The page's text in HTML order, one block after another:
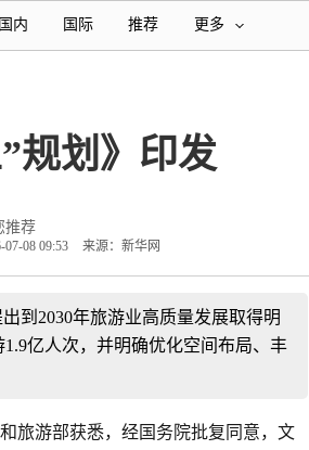
国内 国际 推荐 更多
规划》印发
推荐
07-08 09:53 来源：新华网
到2030年旅游业高质量发展取得明
亿人次，并明确优化空间布局、丰
旅游部获悉，经国务院批复同意，文